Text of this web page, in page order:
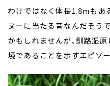
わけではなく体長1.8mもあ
ヌーに当たる音なんだそう
かもしれませんが、釧路湿
境であることを示すエピソ